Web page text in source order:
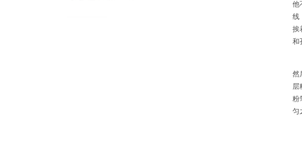
他
线
挨
和
然
层
粉
匀